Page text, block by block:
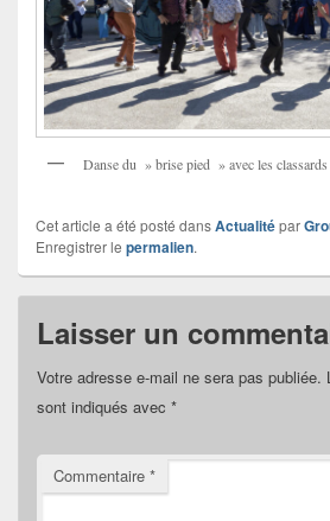
Danse du » brise pied » avec les
Cet article a été posté dansActualitépar
Enregistrer le permalien.
Laisser un
Votre adresse e-mail ne sera pas publiée.
sont indiqués avec *
Commentaire *